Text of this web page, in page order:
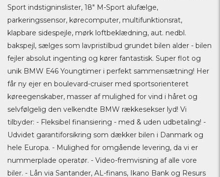
Sport indstigninslister, 18" M-Sport alufælge,
parkeringssensor, kørecomputer, multifunktionsrat,
klapbare sidespejle, mørk loftbeklædning, aut. nedbl.
bakspejl, sælges som lavpristilbud grundet bilen alder - bilen
fejler absolut ingenting og kører fantastisk. Super flot og
unik BMW E46 Youngtimer i perfekt sammensætning! Her
får ny ejer en boulevard-cruiser med sportsorienteret
køreegenskaber, masser af mulighed for vind i håret og
selvfølgelig den velkendte BMW rækkesekser lyd! Vi
tilbyder: - Fleksibel finansiering - med & uden udbetaling! -
Udvidet garantiforsikring som dækker bilen i Danmark og
hele Europa. - Mulighed for omgående levering, da vi er
nummerplade operatør. - Video-fremvisning af alle vore
biler. - Lån via Santander, AL-finans, Ikano Bank og Resurs